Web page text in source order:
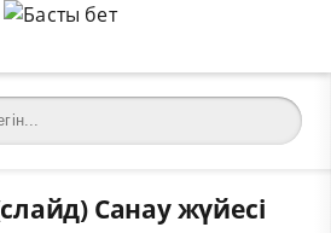
Санау жүйесі